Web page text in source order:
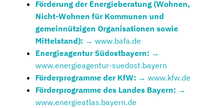
Förderung der Energieberatung (Wohnen,
Nicht-Wohnen für Kommunen und
gemeinnützigen Organisationen sowie
Mittelstand): → www.bafa.de
Energieagentur Südostbayern: →
www.energieagentur-suedost.bayern
Förderprogramme der KfW: → www.kfw.de
Förderprogramme des Landes Bayern: →
www.energieatlas.bayern.de